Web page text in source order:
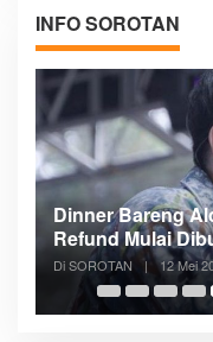
INFO SOROTAN
Fans Kecewa Kini